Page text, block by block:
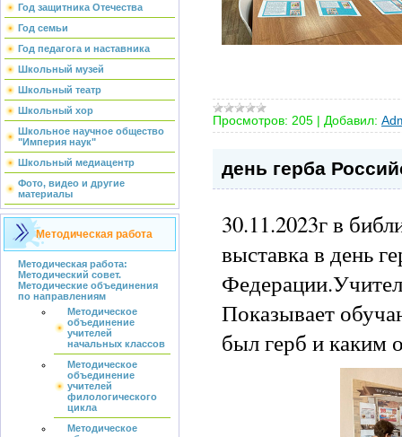
Год защитника Отечества
Год семьи
Год педагога и наставника
Школьный музей
Школьный театр
Школьный хор
Школьное научное общество
"Империя наук"
Школьный медиацентр
Фото, видео и другие
материалы
Методическая работа
Методическая работа:
Методический совет.
Методические объединения
по направлениям
Методическое
объединение
учителей
начальных классов
Методическое
объединение
учителей
филологического
цикла
Методическое
Просмотров: 205 | Добавил:
день герба
30.11.2023г в
выставка в день
Показывает
был герб и каким